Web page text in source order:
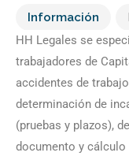
Información
HH Legales se
trabajadores de
accidentes de
determinación de
(pruebas y plazos),
documento y cálculo